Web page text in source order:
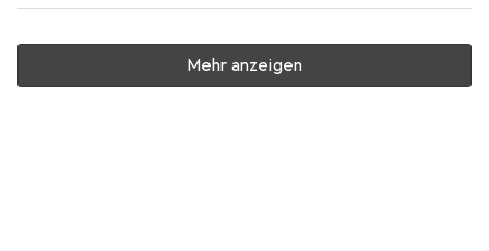
Mehr anzeigen